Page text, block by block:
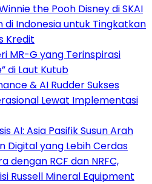
the Pooh Disney di SKAI
di Indonesia untuk Tingkatkan
Kredit
MR-G yang Terinspirasi
di Laut Kutub
& AI Rudder Sukses
Lewat Implementasi
AI: Asia Pasifik Susun Arah
Digital yang Lebih Cerdas
dengan RCF dan NRFC,
Russell Mineral Equipment